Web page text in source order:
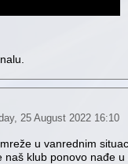
25 August 2022 16:10
u vanrednim
klub ponovo nađe u